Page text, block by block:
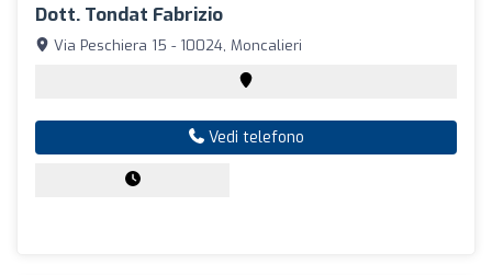
Dott. Tondat Fabrizio
Via Peschiera 15 - 10024, Moncalieri
Vedi telefono